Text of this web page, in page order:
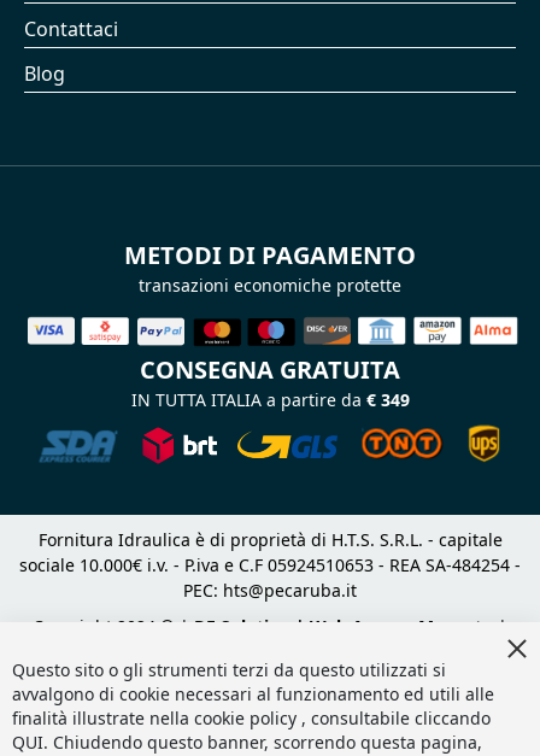
Contattaci
Blog
METODI DI PAGAMENTO
transazioni economiche protette
CONSEGNA GRATUITA
IN TUTTA ITALIA a partire da € 349
Fornitura Idraulica è di proprietà di H.T.S. S.R.L. - capitale
sociale 10.000€ i.v. - P.iva e C.F 05924510653 - REA SA-484254 -
PEC: hts@pecaruba.it
Copyright 2024 © | DF Solution | Web Agency Magento
|
Questo sito o gli strumenti terzi da questo utilizzati si
avvalgono di cookie necessari al funzionamento ed utili alle
finalità illustrate nella cookie policy , consultabile cliccando
QUI. Chiudendo questo banner, scorrendo questa pagina,